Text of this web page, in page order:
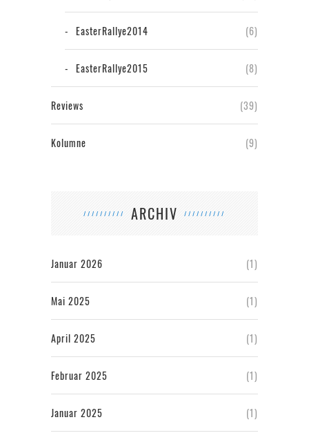
EasterRallye2014 (6)
EasterRallye2015 (8)
Reviews (39)
Kolumne (9)
ARCHIV
Januar 2026 (1)
Mai 2025 (1)
April 2025 (1)
Februar 2025 (1)
Januar 2025 (1)